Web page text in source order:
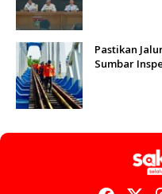
Pastikan
Sumbar